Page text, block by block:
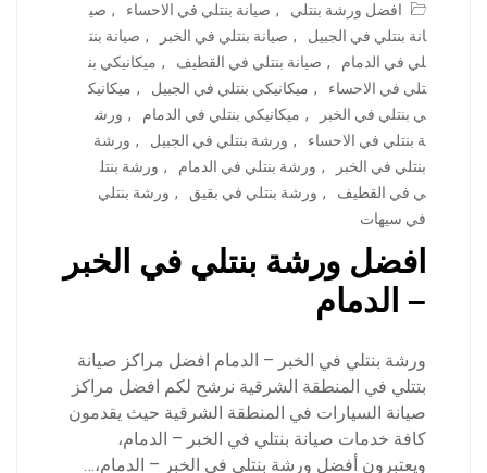
افضل ورشة بنتلي
, صيانة بنتلي في الاحساء , صي
انة بنتلي في الجبيل
, صيانة بنتلي في الخبر , صيانة بنت
لي في الدمام
, صيانة بنتلي في القطيف , ميكانيكي بن
تلي في الاحساء
, ميكانيكي بنتلي في الجبيل , ميكانيك
ي بنتلي في الخبر
, ميكانيكي بنتلي في الدمام , ورش
ة بنتلي في الاحساء
, ورشة بنتلي في الجبيل , ورشة
بنتلي في الخبر
, ورشة بنتلي في الدمام , ورشة بنتل
ي في القطيف
, ورشة بنتلي في بقيق , ورشة بنتلي
في سيهات
افضل ورشة بنتلي في الخبر
– الدمام
ورشة بنتلي في الخبر – الدمام افضل مراكز صيانة
بتتلي في المنطقة الشرقية نرشح لكم افضل مراكز
صيانة السيارات في المنطقة الشرقية حيث يقدمون
كافة خدمات صيانة بنتلي في الخبر – الدمام،
ويعتبرون أفضل ورشة بنتلي في الخبر – الدمام،…